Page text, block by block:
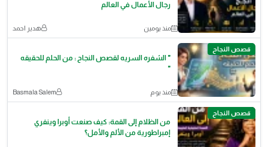
رجال الأعمال في العالم
منذ يومين هدير احمد
قصص النجاح
​" الشفره السريه لقصص النجاح : من الحلم للحقيقه
"
منذ يوم Basmala Salem
قصص النجاح
من الظلام إلى القمة: كيف صنعت أوبرا وينفري
إمبراطورية من الألم والأمل؟